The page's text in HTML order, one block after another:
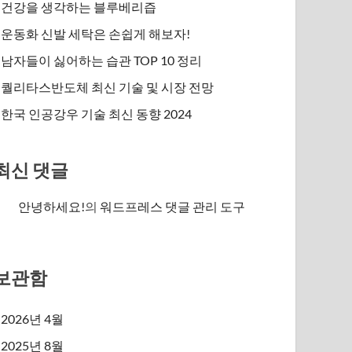
건강을 생각하는 블루베리즙
운동화 신발 세탁은 손쉽게 해보자!
남자들이 싫어하는 습관 TOP 10 정리
퀄리타스반도체 최신 기술 및 시장 전망
한국 인공강우 기술 최신 동향 2024
신 댓글
안녕하세요!의워드프레스 댓글 관리 도구
관함
2026년 4월
2025년 8월